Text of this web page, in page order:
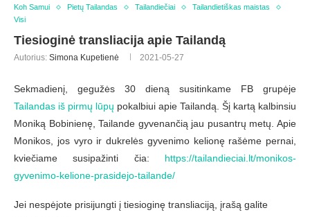
Koh Samui
Pietų Tailandas Tailandiečiai
Tailandietiškas maistas
Visi
Tiesioginė transliacija apie Tailandą
Autorius: Simona Kupetienė 2021-05-27
Sekmadienį, gegužės 30 dieną susitinkame FB grupėje
Tailandas iš pirmų lūpų pokalbiui apie Tailandą. Šį kartą kalbinsiu
Moniką Bobinienę, Tailande gyvenančią jau pusantrų metų. Apie
Monikos, jos vyro ir dukrelės gyvenimo kelionę rašėme pernai,
kviečiame susipažinti čia: https://tailandieciai.lt/monikos-
gyvenimo-kelione-prasidejo-tailande/
Jei nespėjote prisijungti į tiesioginę transliaciją, įrašą galite